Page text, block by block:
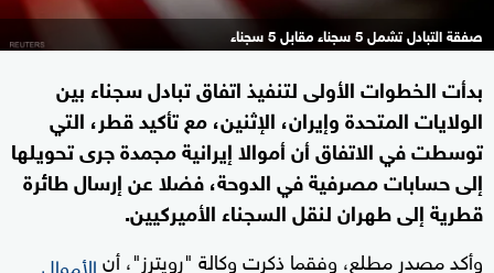
صفقة التبادل تشمل 5 سجناء مقابل 5 سجناء
بدأت الخطوات الأولى لتنفيذ اتفاق تبادل سجناء بين
الولايات المتحدة وإيران، الإثنين، مع تأكيد قطر، التي
توسطت في الاتفاق أن أموالا إيرانية مجمدة جرى تحويلها
إلى حسابات مصرفية في الدوحة، فضلا عن إرسال طائرة
قطرية إلى طهران لنقل السجناء الأميركيين.
وأكد مصدر مطلع، وفقما ذكرت وكالة "رويترز"، أنالأموال